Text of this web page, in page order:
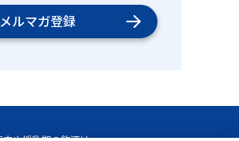
メルマガ登録